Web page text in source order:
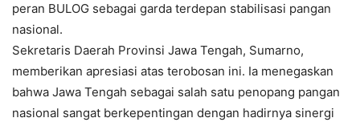
peran BULOG sebagai garda terdepan stabilisasi pangan
nasional.
Sekretaris Daerah Provinsi Jawa Tengah, Sumarno,
memberikan apresiasi atas terobosan ini. Ia menegaskan
bahwa Jawa Tengah sebagai salah satu penopang pangan
nasional sangat berkepentingan dengan hadirnya sinergi